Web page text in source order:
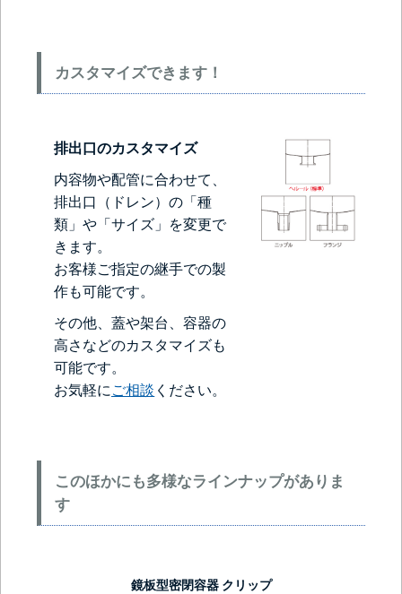
カスタマイズできます！
排出口のカスタマイズ
内容物や配管に合わせて、
排出口（ドレン）の「種
類」や「サイズ」を変更で
きます。
お客様ご指定の継手での製
作も可能です。
その他、蓋や架台、容器の
高さなどのカスタマイズも
可能です。
お気軽にご相談 ください。
このほかにも多様なラインナップがありま
す
鏡板型密閉容器 クリップ